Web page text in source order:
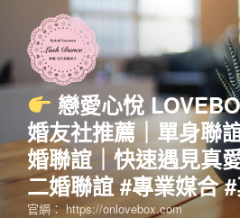
要
戀愛心悅
婚友社推薦｜單身聯
婚聯誼｜快速遇見真
二婚聯誼 #專業媒合
官網： https://onlovebox.com